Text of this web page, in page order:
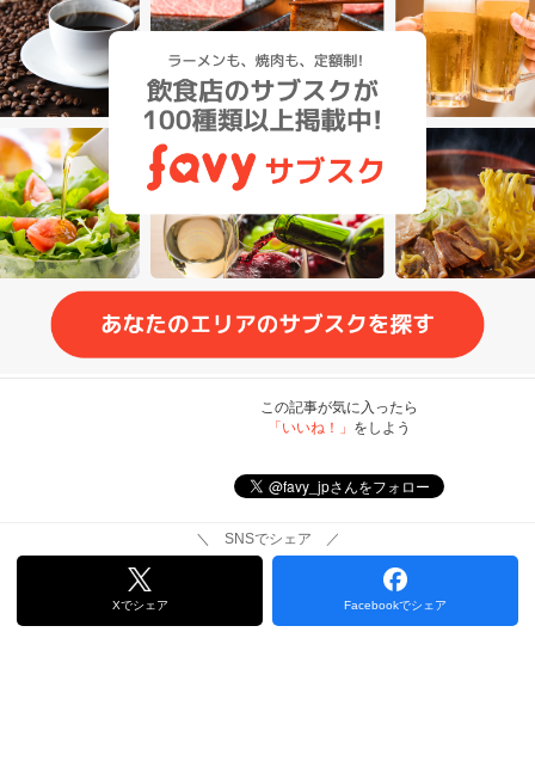
この記事が気に入ったら
「いいね！」 をしよう
＼ SNSでシェア ／
Xでシェア Facebookでシェア